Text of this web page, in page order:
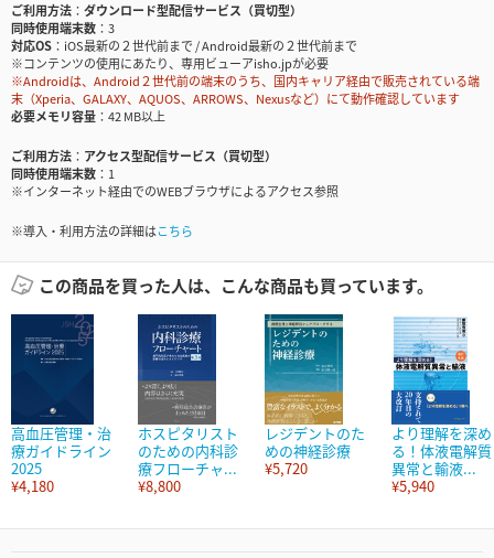
ご利用方法
ダウンロード型配信サービス（買切型）
同時使用端末数
3
対応OS
iOS最新の２世代前まで / Android最新の２世代前まで
※コンテンツの使用にあたり、専用ビューアisho.jpが必要
※Androidは、Android２世代前の端末のうち、国内キャリア経由で販売されている端
末（Xperia、GALAXY、AQUOS、ARROWS、Nexusなど）にて動作確認しています
必要メモリ容量
42 MB以上
ご利用方法
アクセス型配信サービス（買切型）
同時使用端末数
1
※インターネット経由でのWEBブラウザによるアクセス参照
※導入・利用方法の詳細はこちら
この商品を買った人は、こんな商品も買っています。
高血圧管理・治
療ガイドライン
2025
¥4,180
ホスピタリスト
のための内科診
療フローチャ...
¥8,800
レジデントのた
めの神経診療
¥5,720
より理解を深め
る！体液電解質
異常と輸液...
¥5,940